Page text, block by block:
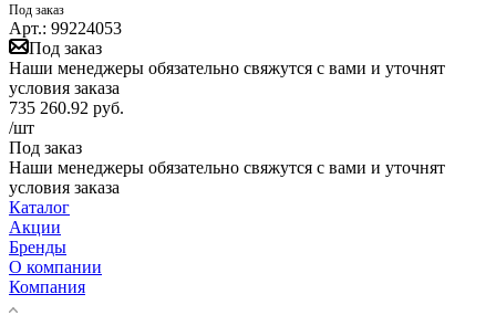
Под заказ
Арт.: 99224053
Под заказ
Наши менеджеры обязательно свяжутся с вами и уточнят
условия заказа
735 260.92 руб.
/шт
Под заказ
Наши менеджеры обязательно свяжутся с вами и уточнят
условия заказа
Каталог
Акции
Бренды
О компании
Компания